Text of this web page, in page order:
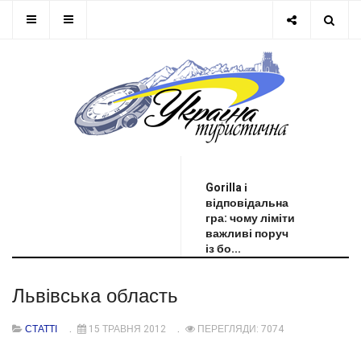
Gorilla і
відповідальна
гра: чому ліміти
важливі поруч
із бо...
Львівська область
СТАТТІ 15 ТРАВНЯ 2012 ПЕРЕГЛЯДИ: 7074